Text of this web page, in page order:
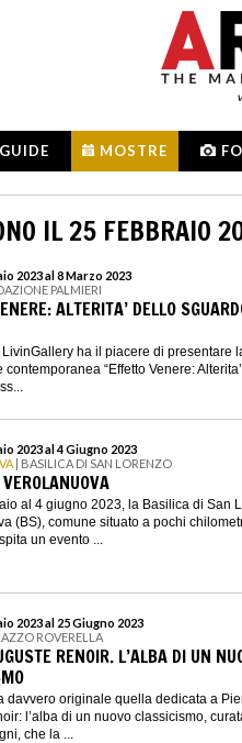
GUIDE MOSTRE
IL 25 FEBBRAIO
2023 al 8 Marzo 2023
PALMIERI
ALTERITA’ DELLO
ha il piacere di presentare
contemporanea “Effetto Venere:
2023 al 4 Giugno 2023
| BASILICA DI SAN LORENZO
al 4 giugno 2023, la Basilica di San
(BS), comune situato a pochi
un evento ...
2023 al 25 Giugno 2023
ROVERELLA
RENOIR. L’ALBA DI UN
davvero originale quella dedicata a
l’alba di un nuovo classicismo,
che la ...